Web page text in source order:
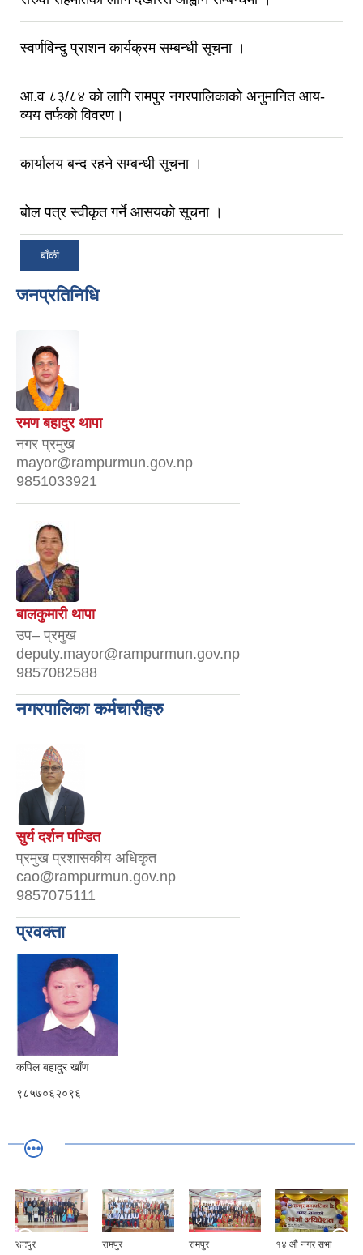
स्वर्णविन्दु प्राशन कार्यक्रम सम्बन्धी सूचना ।
आ.व ८३/८‍४ को लागि रामपुर नगरपालिकाको अनुमानित आय-
व्यय तर्फको विवरण।
कार्यालय बन्द रहने सम्बन्धी सूचना ।
बोल पत्र स्वीकृत गर्ने आसयको सूचना ।
बाँकी
जनप्रतिनिधि
रमण बहादुर थापा
नगर प्रमुख
mayor@rampurmun.gov.np
9851033921
बालकुमारी थापा
उप– प्रमुख
deputy.mayor@rampurmun.gov.np
9857082588
नगरपालिका कर्मचारीहरु
सुर्य दर्शन पण्डित
प्रमुख प्रशासकीय अधिकृत
cao@rampurmun.gov.np
9857075111
प्रवक्ता
कपिल बहादुर खाँण
९८५७०६२०९६
रामपुर
रामपुर
रामपुर
१४ औं नगर सभा